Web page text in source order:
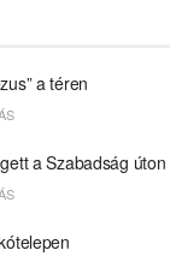
a téren
a Szabadság úton